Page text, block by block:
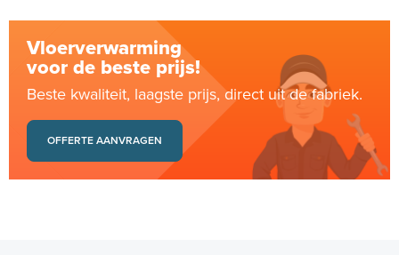
Vloerverwarming
voor de beste prijs!
Beste kwaliteit, laagste prijs, direct uit de fabriek.
OFFERTE AANVRAGEN